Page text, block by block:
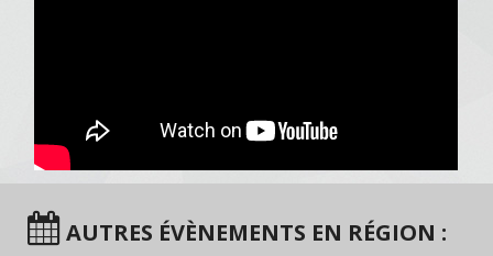
AUTRES ÉVÈNEMENTS EN RÉGION :